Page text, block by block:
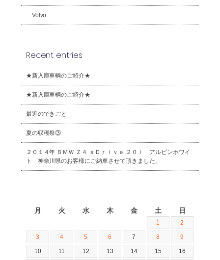
Volvo
Recent entries
★新入庫車輌のご紹介★
★新入庫車輌のご紹介★
最近のできごと
夏の収穫祭③
２０１４年 ＢＭＷ Ｚ４ ｓＤｒｉｖｅ ２０ｉ アルピンホワイ
ト 神奈川県のお客様にご納車させて頂きました。
月 火 水 木 金 土 日
1 2
3 4 5 6 7 8 9
10 11 12 13 14 15 16